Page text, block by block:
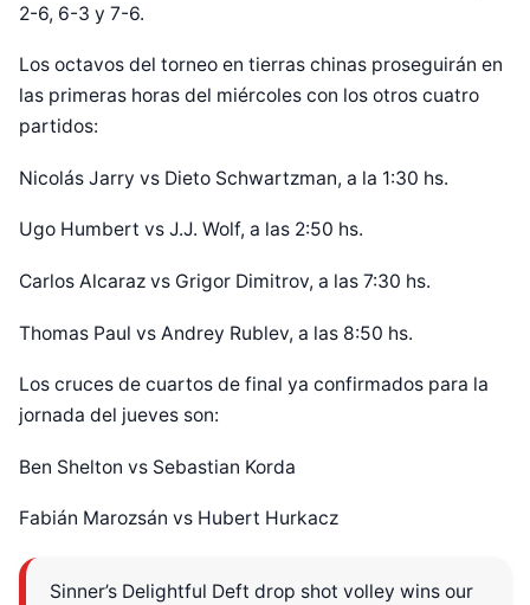
2-6, 6-3 y 7-6.
Los octavos del torneo en tierras chinas proseguirán en
las primeras horas del miércoles con los otros cuatro
partidos:
Nicolás Jarry vs Dieto Schwartzman, a la 1:30 hs.
Ugo Humbert vs J.J. Wolf, a las 2:50 hs.
Carlos Alcaraz vs Grigor Dimitrov, a las 7:30 hs.
Thomas Paul vs Andrey Rublev, a las 8:50 hs.
Los cruces de cuartos de final ya confirmados para la
jornada del jueves son:
Ben Shelton vs Sebastian Korda
Fabián Marozsán vs Hubert Hurkacz
Sinner’s Delightful Deft drop shot volley wins our